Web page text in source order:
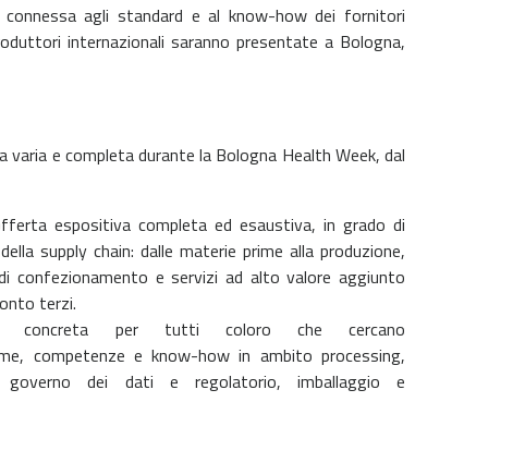
agli standard e al know-how dei fornitori
internazionali saranno presentate a Bologna,
e completa durante la Bologna Health Week, dal
espositiva completa ed esaustiva, in grado di
supply chain: dalle materie prime alla produzione,
confezionamento e servizi ad alto valore aggiunto
terzi.
concreta per tutti coloro che cercano
competenze e know-how in ambito processing,
governo dei dati e regolatorio, imballaggio e